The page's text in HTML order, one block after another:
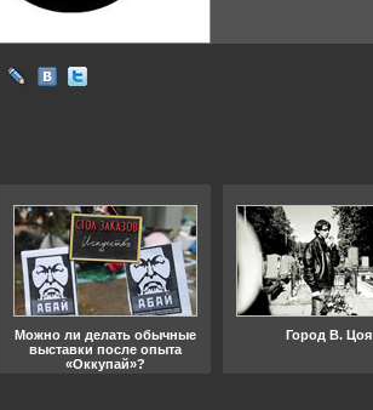
Можно ли делать обычные
выставки после опыта
«Оккупай»?
Город В. Цоя